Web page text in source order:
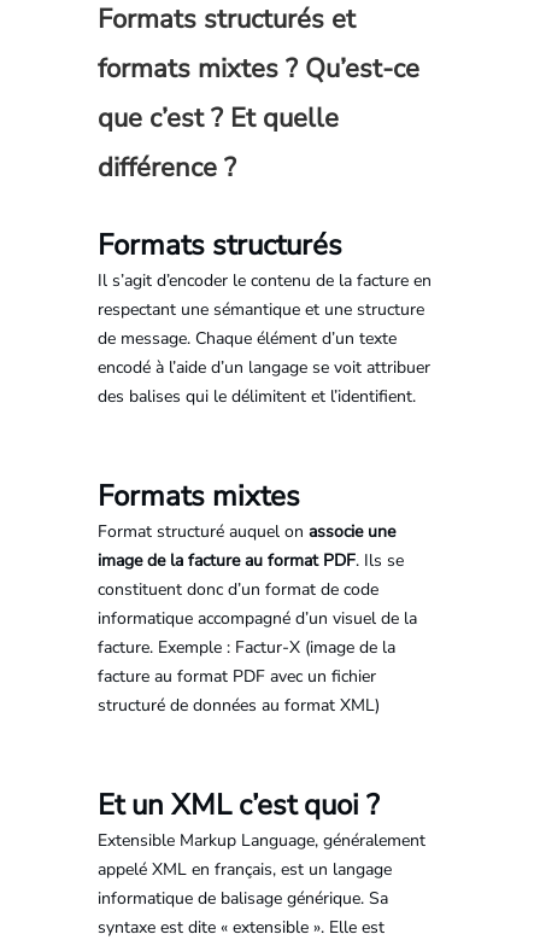
Formats structurés et
formats mixtes ? Qu’est-ce
que c’est ? Et quelle
différence ?
Formats structurés
Il s’agit d’encoder le contenu de la facture en
respectant une sémantique et une structure
de message. Chaque élément d’un texte
encodé à l’aide d’un langage se voit attribuer
des balises qui le délimitent et l’identifient.
Formats mixtes
Format structuré auquel on associe une
image de la facture au format PDF. Ils se
constituent donc d’un format de code
informatique accompagné d’un visuel de la
facture. Exemple : Factur-X (image de la
facture au format PDF avec un fichier
structuré de données au format XML)
Et un XML c’est quoi ?
Extensible Markup Language, généralement
appelé XML en français, est un langage
informatique de balisage générique. Sa
syntaxe est dite « extensible ». Elle est